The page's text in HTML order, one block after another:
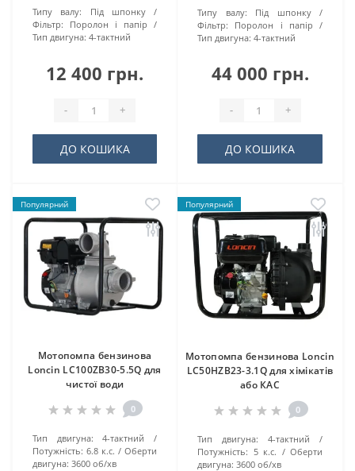
Типу валу:
Під шпонку
Фільтр:
Поролон і папір
Тип двигуна: 4-тактний
12 400 грн.
- +
ДО КОШИКА
Типу валу:
Під шпонку
Фільтр:
Поролон і папір
Тип двигуна: 4-тактний
44 000 грн.
- +
ДО КОШИКА
Популярний
Мотопомпа бензинова
Loncin LC100ZB30-5.5Q для
чистої води
0
Тип двигуна:
4-тактний
Потужність: 6.8 к.с.
Оберти
двигуна: 3600 об/хв
Популярний
Мотопомпа бензинова Loncin
LC50HZB23-3.1Q для хімікатів
або КАС
0
Тип двигуна:
4-тактний
Потужність: 5 к.с.
Оберти
двигуна: 3600 об/хв